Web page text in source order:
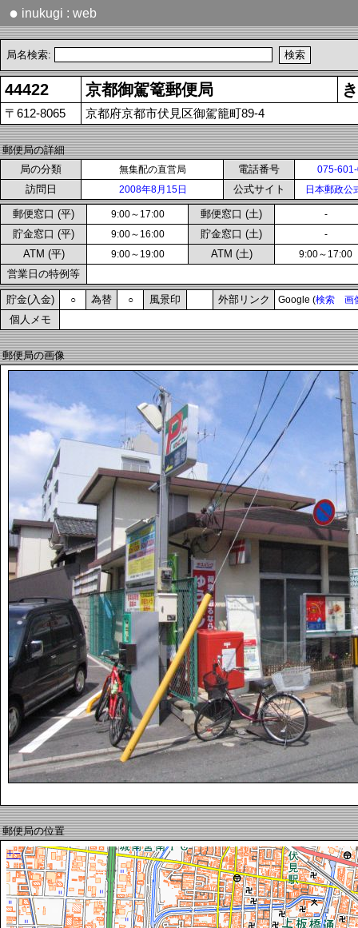
● inukugi : web
局名検索:
44422 京都御駕篭郵便局
〒612-8065 京都府京都市伏見区御駕籠町89-4
郵便局の詳細
局の分類
無集配の直営局 電話番号 075-
訪問日 2008年8月15日 公式サイト 日本郵政公
郵便窓口 (平) 9:00～17:00 郵便窓口 (土) -
貯金窓口 (平) 9:00～16:00 貯金窓口 (土) -
ATM (平) 9:00～19:00 ATM (土) 9:00～17:00
営業日の特例等
貯金(入金) ○ 為替 ○ 風景印 外部リンク Google (検索 画
個人メモ
郵便局の画像
郵便局の位置